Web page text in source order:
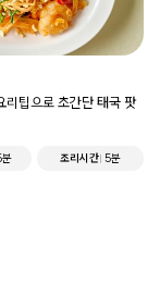
리팁으로 초간단 태국 팟
조리시간 5분